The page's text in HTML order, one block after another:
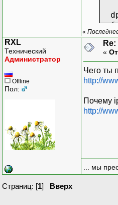
for
}
«
RXL
Технический
Администратор
Offline
Пол:
«
Чего ты
http://
Почему
http://
... мы
Страниц: [1] Вверх